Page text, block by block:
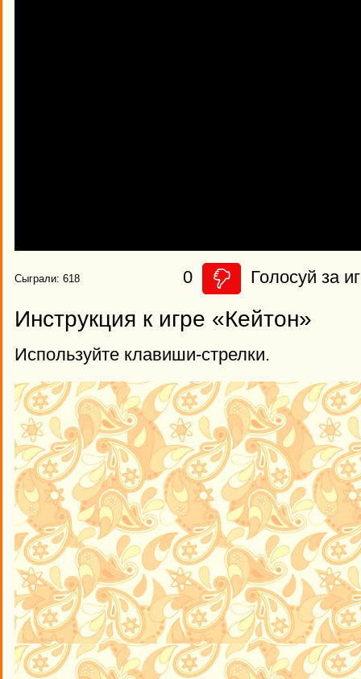
Сыграли: 618 0 Голосуй за
Инструкция к игре «Кейтон»
Используйте клавиши-стрелки.